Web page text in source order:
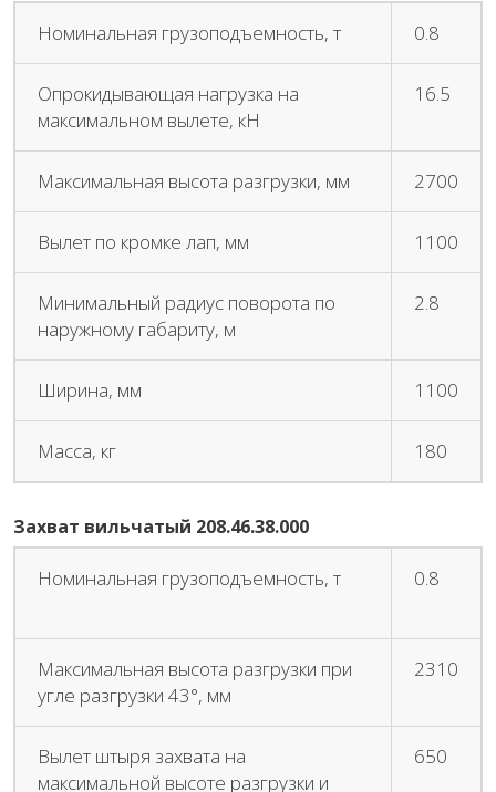
Номинальная грузоподъемность, т 0.8
Опрокидывающая нагрузка на
максимальном вылете, кН
16.5
Максимальная высота разгрузки, мм 2700
Вылет по кромке лап, мм 1100
Минимальный радиус поворота по
наружному габариту, м
2.8
Ширина, мм 1100
Масса, кг 180
Захват вильчатый 208.46.38.000
Номинальная грузоподъемность, т 0.8
Максимальная высота разгрузки при
угле разгрузки 43°, мм
2310
Вылет штыря захвата на
максимальной высоте разгрузки и
650